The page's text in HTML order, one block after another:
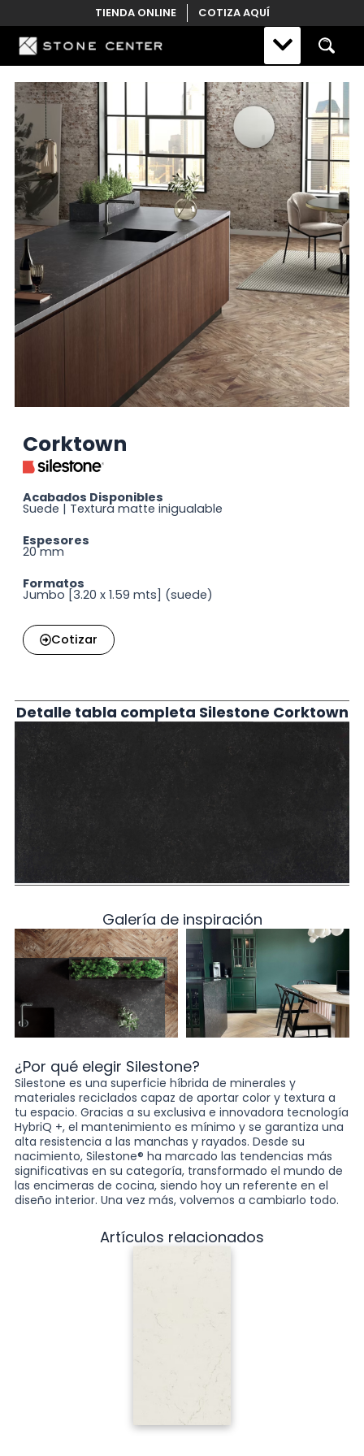
to
content
TIENDA ONLINE COTIZA AQUÍ
Corktown
Acabados Disponibles
Suede | Textura matte inigualable
Espesores
20 mm
Formatos
Jumbo [3.20 x 1.59 mts] (suede)
Cotizar
Detalle tabla completa Silestone Corktown
Galería de inspiración
¿Por qué elegir Silestone?
Silestone es una superficie híbrida de minerales y
materiales reciclados capaz de aportar color y textura a
tu espacio. Gracias a su exclusiva e innovadora tecnología
HybriQ +, el mantenimiento es mínimo y se garantiza una
alta resistencia a las manchas y rayados. Desde su
nacimiento, Silestone® ha marcado las tendencias más
significativas en su categoría, transformado el mundo de
las encimeras de cocina, siendo hoy un referente en el
diseño interior. Una vez más, volvemos a cambiarlo todo.
Artículos relacionados